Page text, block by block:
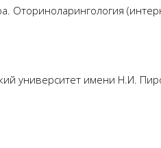
Оториноларингология
университет имени Н.И.